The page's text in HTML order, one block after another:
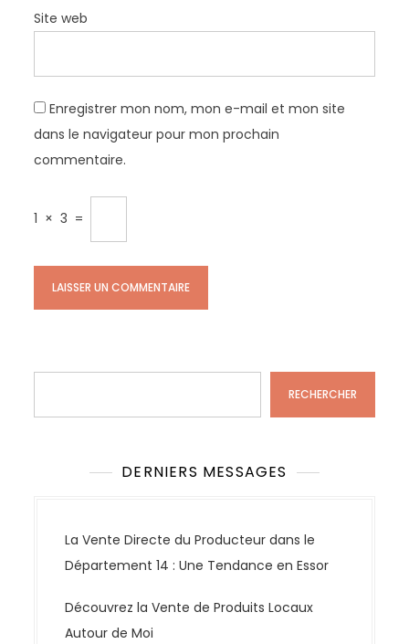
Site web
Enregistrer mon nom, mon e-mail et mon site
dans le navigateur pour mon prochain
commentaire.
1 × 3 =
RECHERCHER
DERNIERS MESSAGES
La Vente Directe du Producteur dans le
Département 14 : Une Tendance en Essor
Découvrez la Vente de Produits Locaux
Autour de Moi